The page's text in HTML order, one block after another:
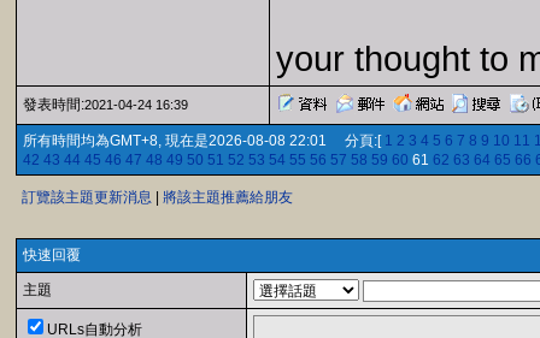
your thought to
發表時間:2021-04-24 16:39
所有時間均為GMT+8, 現在是2026-08-08 22:01 分頁:[ 1 2 3 4 5 6 7 8 9 10 11
42 43 44 45 46 47 48 49 50 51 52 53 54 55 56 57 58 59 60 61 62 63 64 65 66
訂覽該主題更新消息 將該主題推薦給朋友
快速回覆
主題
URLs自動分析